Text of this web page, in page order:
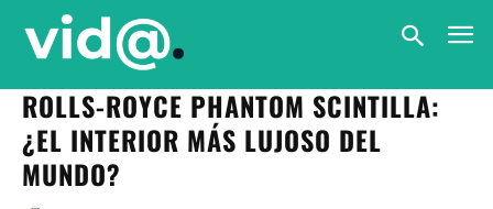
ROLLS-ROYCE PHANTOM SCINTILLA:
¿EL INTERIOR MÁS LUJOSO DEL
MUNDO?